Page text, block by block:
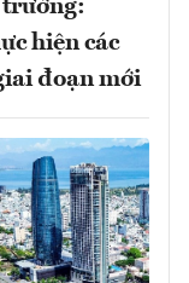
trưởng:
hiện các
đoạn mới